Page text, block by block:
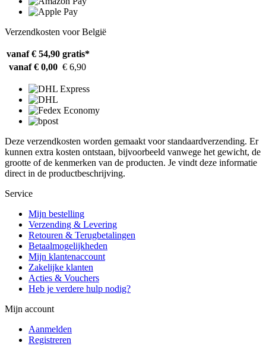
Verzendkosten voor België
vanaf € 54,90 gratis*
vanaf € 0,00 € 6,90
Deze verzendkosten worden gemaakt voor standaardverzending. Er
kunnen extra kosten ontstaan, bijvoorbeeld vanwege het gewicht, de
grootte of de kenmerken van de producten. Je vindt deze informatie
direct in de productbeschrijving.
Service
Mijn bestelling
Verzending & Levering
Retouren & Terugbetalingen
Betaalmogelijkheden
Mijn klantenaccount
Zakelijke klanten
Acties & Vouchers
Heb je verdere hulp nodig?
Mijn account
Aanmelden
Registreren